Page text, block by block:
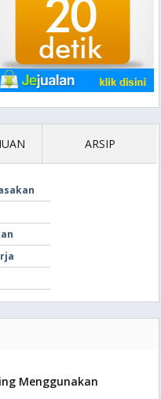
ARSIP
Menggunakan